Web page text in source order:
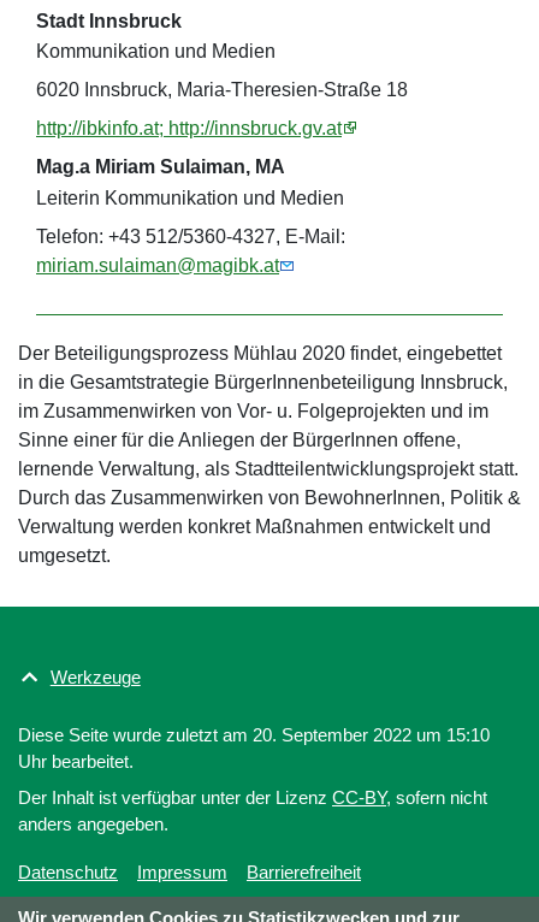
Stadt Innsbruck
Kommunikation und Medien
6020 Innsbruck, Maria-Theresien-Straße 18
http://ibkinfo.at; http://innsbruck.gv.at
Mag.a Miriam Sulaiman, MA
Leiterin Kommunikation und Medien
Telefon: +43 512/5360-4327, E-Mail:
miriam.sulaiman@magibk.at
Der Beteiligungsprozess Mühlau 2020 findet, eingebettet
in die Gesamtstrategie BürgerInnenbeteiligung Innsbruck,
im Zusammenwirken von Vor- u. Folgeprojekten und im
Sinne einer für die Anliegen der BürgerInnen offene,
lernende Verwaltung, als Stadtteilentwicklungsprojekt statt.
Durch das Zusammenwirken von BewohnerInnen, Politik &
Verwaltung werden konkret Maßnahmen entwickelt und
umgesetzt.
Wir verwenden Cookies zu Statistikzwecken und zur
Werkzeuge
Diese Seite wurde zuletzt am 20. September 2022 um 15:10
Uhr bearbeitet.
Der Inhalt ist verfügbar unter der Lizenz CC-BY, sofern nicht
anders angegeben.
Datenschutz Impressum Barrierefreiheit